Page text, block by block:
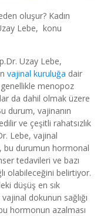
oluşur? Kadın
Lebe, konu
Uzay Lebe,
vajinal kuruluğa dair
menopoz
da dahil olmak üzere
durum, vajinanın
ve çeşitli rahatsızlık
Lebe, vajinal
bu durumun hormonal
tedavileri ve bazı
olabileceğini belirtiyor.
düşüş en sık
dokunun sağlığı
hormonun azalması